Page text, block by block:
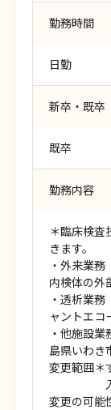
勤務時間
日勤
新卒・既卒
既卒
勤務内容
＊臨床検査
きます。
・外来業
内検体の外
・透析業
ャントエコ
・他施設
島県いわき
変更範囲＊
入職後
変更の可能